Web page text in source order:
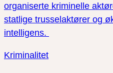
organiserte kriminelle
statlige trusselaktører og
intelligens.
Kriminalitet